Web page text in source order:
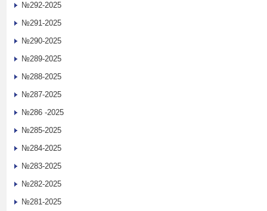
№292-2025
№291-2025
№290-2025
№289-2025
№288-2025
№287-2025
№286 -2025
№285-2025
№284-2025
№283-2025
№282-2025
№281-2025